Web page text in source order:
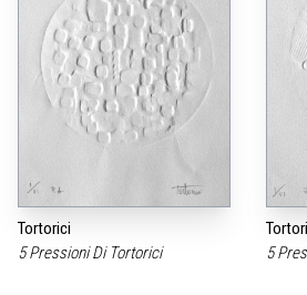
Tortorici
5 Pressioni Di Tortorici
5